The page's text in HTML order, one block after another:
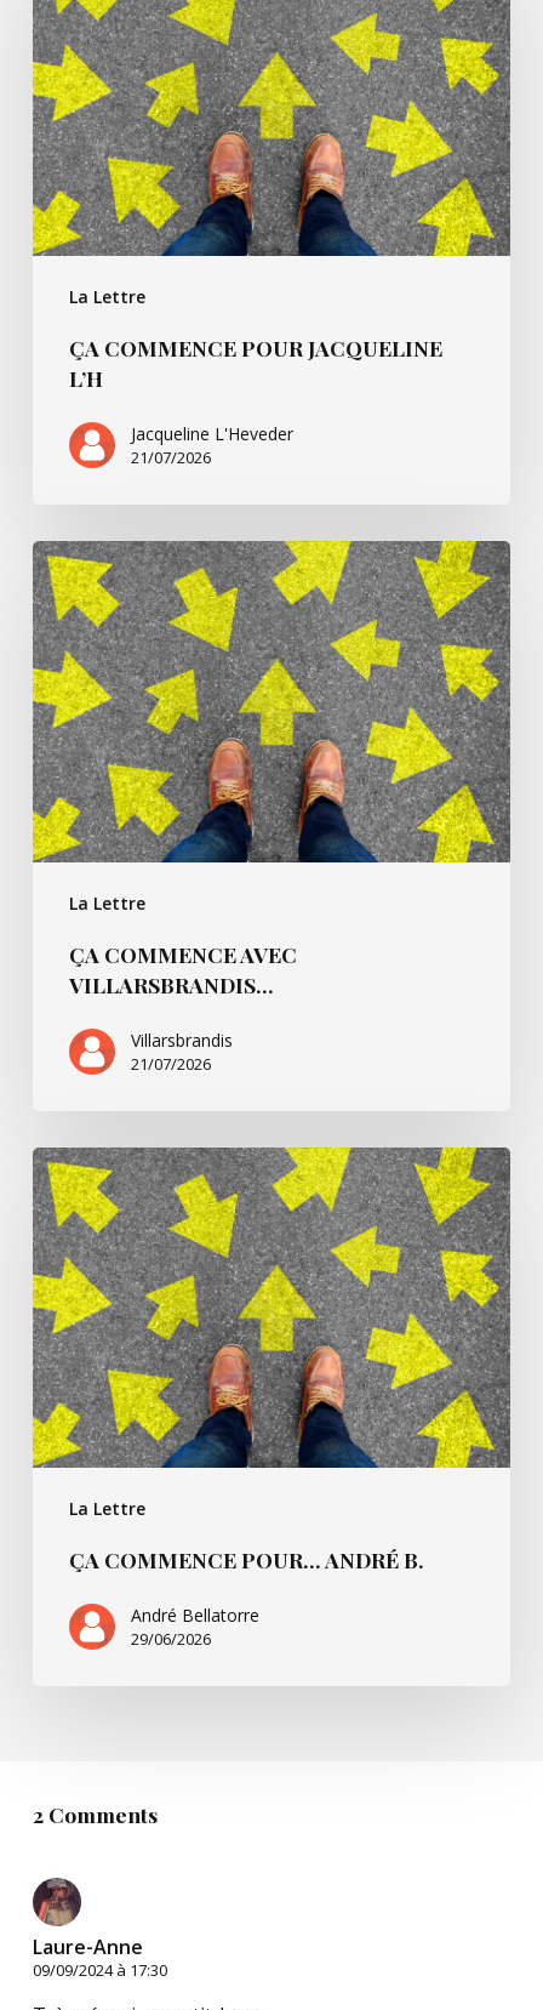
La Lettre
pour
Jacqueline
L’h
ÇA COMMENCE POUR JACQUELINE
L’H
Jacqueline L'Heveder
21/07/2026
La Lettre
Ça
commence
avec
Villarsbrandis…
ÇA COMMENCE AVEC
VILLARSBRANDIS…
Villarsbrandis
21/07/2026
La Lettre
Ça
commence
pour…
André
B.
ÇA COMMENCE POUR… ANDRÉ B.
André Bellatorre
29/06/2026
2 Comments
Laure-Anne
09/09/2024 à 17:30